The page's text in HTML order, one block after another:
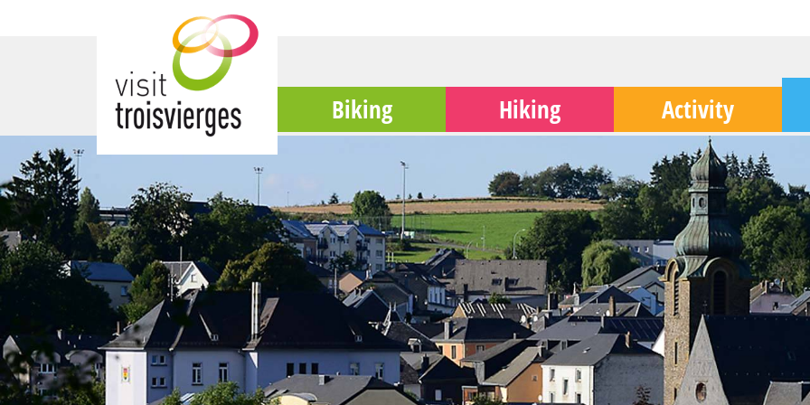
Biking Hiking Activity